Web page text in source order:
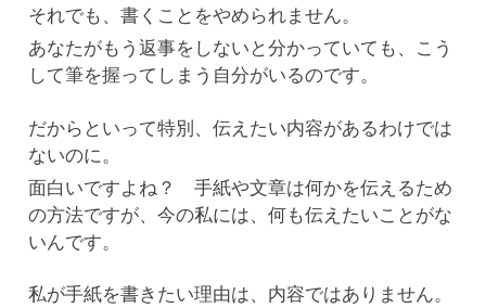
それでも、書くことをやめられません。
あなたがもう返事をしないと分かっていても、こう
して筆を握ってしまう自分がいるのです。
だからといって特別、伝えたい内容があるわけでは
ないのに。
面白いですよね？ 手紙や文章は何かを伝えるため
の方法ですが、今の私には、何も伝えたいことがな
いんです。
私が手紙を書きたい理由は、内容ではありません。